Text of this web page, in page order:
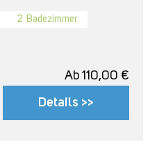
2 Badezimmer
Ab 110,00 €
Details >>